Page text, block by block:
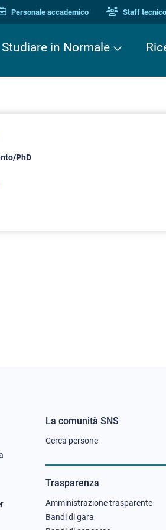
Personale accademico Staff
Studiare in Normale
PhD
Footer
column
3
La comunità SNS
Cerca persone
Trasparenza
Amministrazione trasparente
Bandi di gara